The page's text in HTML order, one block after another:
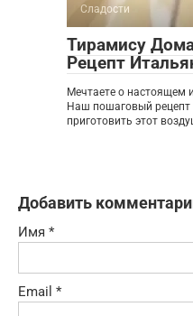
Сладости
Тирамису
Рецепт
Мечтаете о настоящем
Наш пошаговый рецепт
приготовить этот
Добавить
Имя *
Email *